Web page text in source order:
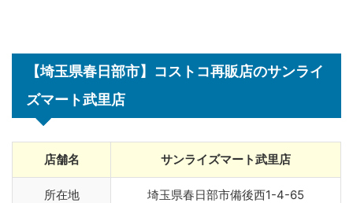
【埼玉県春日部市】コストコ再販店のサンライ
ズマート武里店
店舗名 サンライズマート武里店
所在地 埼玉県春日部市備後西1-4-65